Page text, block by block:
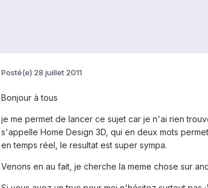
Posté(e) 28 juillet 2011
Bonjour à tous
je me permet de lancer ce sujet car je n'ai rien
s'appelle Home Design 3D, qui en deux mots
en temps réel, le resultat est super sympa.
Venons en au fait, je cherche la meme chose sur